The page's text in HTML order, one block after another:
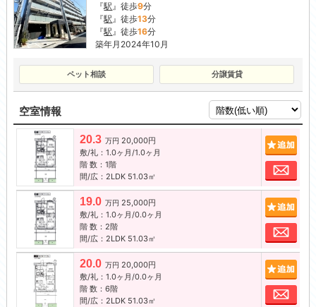
『駅』徒歩9分
『駅』徒歩13分
『駅』徒歩16分
築年月2024年10月
ペット相談 分譲賃貸
空室情報
20.3 万円 20,000円
敷/礼：1.0ヶ月/1.0ヶ月
階 数：1階
間/広：2LDK 51.03㎡
お
19.0 万円 25,000円
敷/礼：1.0ヶ月/0.0ヶ月
階 数：2階
間/広：2LDK 51.03㎡
お
20.0 万円 20,000円
敷/礼：1.0ヶ月/0.0ヶ月
階 数：6階
間/広：2LDK 51.03㎡
お